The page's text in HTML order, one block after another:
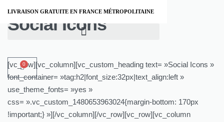
LIVRAISON GRATUITE EN FRANCE MÉTROPOLITAINE
0
Social Icons
[vc_row][vc_column][vc_custom_heading text= »Social Icons »
font_container= »tag:h2|font_size:32px|text_align:left »
use_theme_fonts= »yes »
css= ».vc_custom_1480653963024{margin-bottom: 170px
!important;} »][/vc_column][/vc_row][vc_row][vc_column